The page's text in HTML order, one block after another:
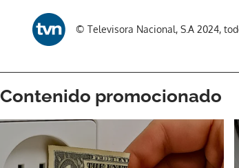
© Televisora Nacional, S.A 2024,